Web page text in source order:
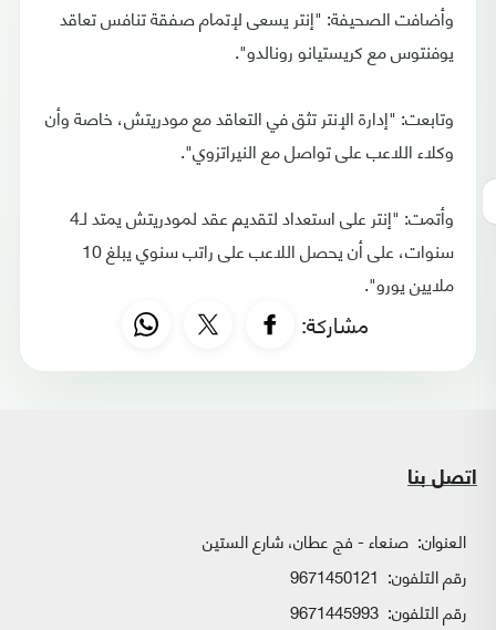
وأضافت الصحيفة: "إنتر يسعى لإتمام صفقة تنافس تعاقد
يوفنتوس مع كريستيانو رونالدو".
وتابعت: "إدارة الإنتر تثق في التعاقد مع مودريتش، خاصة وأن
وكلاء اللاعب على تواصل مع النيراتزوي".
وأتمت: "إنتر على استعداد لتقديم عقد لمودريتش يمتد لـ4
سنوات، على أن يحصل اللاعب على راتب سنوي يبلغ 10
ملايين يورو".
مشاركة:
اتصل بنا
العنوان: صنعاء - فج عطان، شارع الستين
رقم التلفون: 9671450121
رقم التلفون: 9671445993